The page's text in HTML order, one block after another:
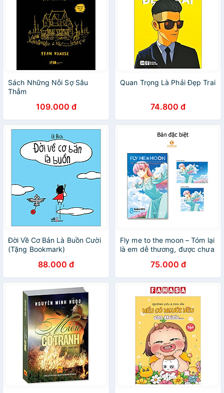
Sách Những Nỗi Sợ Sâu
Thẳm
109.000 đ
Quan Trọng Là Phải Đẹp Trai
74.800 đ
Đời Về Cơ Bản Là Buồn Cười
(Tặng Bookmark)
88.000 đ
Fly me to the moon – Tóm lại
là em dễ thương, được chưa
75.000 đ